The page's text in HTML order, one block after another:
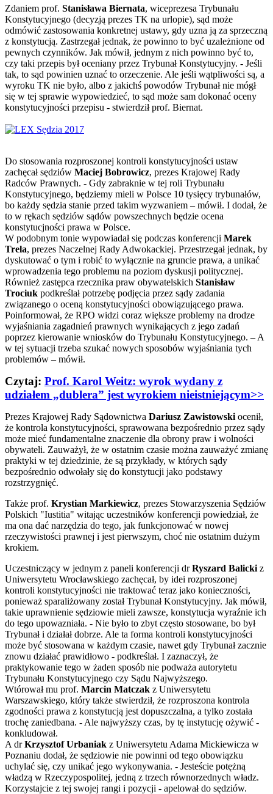
Zdaniem prof. Stanisława Biernata, wiceprezesa Trybunału
Konstytucyjnego (decyzją prezes TK na urlopie), sąd może
odmówić zastosowania konkretnej ustawy, gdy uzna ją za sprzeczną
z konstytucją. Zastrzegał jednak, że powinno to być uzależnione od
pewnych czynników. Jak mówił, jednym z nich powinno być to,
czy taki przepis był oceniany przez Trybunał Konstytucyjny. - Jeśli
tak, to sąd powinien uznać to orzeczenie. Ale jeśli wątpliwości są, a
wyroku TK nie było, albo z jakichś powodów Trybunał nie mógł
się w tej sprawie wypowiedzieć, to sąd może sam dokonać oceny
konstytucyjności przepisu - stwierdził prof. Biernat.
Do stosowania rozproszonej kontroli konstytucyjności ustaw
zachęcał sędziów Maciej Bobrowicz, prezes Krajowej Rady
Radców Prawnych. - Gdy zabraknie w tej roli Trybunału
Konstytucyjnego, będziemy mieli w Polsce 10 tysięcy trybunałów,
bo każdy sędzia stanie przed takim wyzwaniem – mówił. I dodał, że
to w rękach sędziów sądów powszechnych będzie ocena
konstytucjności prawa w Polsce.
W podobnym tonie wypowiadał się podczas konferencji Marek
Trela, prezes Naczelnej Rady Adwokackiej. Przestrzegał jednak, by
dyskutować o tym i robić to wyłącznie na gruncie prawa, a unikać
wprowadzenia tego problemu na poziom dyskusji politycznej.
Również zastępca rzecznika praw obywatelskich Stanisław
Trociuk podkreślał potrzebę podjęcia przez sądy zadania
związanego o oceną konstytucyjności obowiązującego prawa.
Poinformował, że RPO widzi coraz większe problemy na drodze
wyjaśniania zagadnień prawnych wynikających z jego zadań
poprzez kierowanie wniosków do Trybunału Konstytucyjnego. – A
w tej sytuacji trzeba szukać nowych sposobów wyjaśniania tych
problemów – mówił.
Czytaj: Prof. Karol Weitz: wyrok wydany z
udziałem „dublera” jest wyrokiem nieistniejącym>>
Prezes Krajowej Rady Sądownictwa Dariusz Zawistowski ocenił,
że kontrola konstytucyjności, sprawowana bezpośrednio przez sądy
może mieć fundamentalne znaczenie dla obrony praw i wolności
obywateli. Zauważył, że w ostatnim czasie można zauważyć zmianę
praktyki w tej dziedzinie, że są przykłady, w których sądy
bezpośrednio odwołały się do konstytucji jako podstawy
rozstrzygnięć.
Także prof. Krystian Markiewicz, prezes Stowarzyszenia Sędziów
Polskich "Iustitia" witając uczestników konferencji powiedział, że
ma ona dać narzędzia do tego, jak funkcjonować w nowej
rzeczywistości prawnej i jest pierwszym, choć nie ostatnim dużym
krokiem.
Uczestniczący w jednym z paneli konferencji drRyszard Balicki z
Uniwersytetu Wrocławskiego zachęcał, by idei rozproszonej
kontroli konstytucyjności nie traktować teraz jako konieczności,
ponieważ sparaliżowany został Trybunał Konstytucyjny. Jak mówił,
takie uprawnienie sędziowie mieli zawsze, konstytucja wyraźnie ich
do tego upowazniała. - Nie było to zbyt często stosowane, bo był
Trybunał i działał dobrze. Ale ta forma kontroli konstytucyjności
może być stosowana w każdym czasie, nawet gdy Trybunał zacznie
znowu działać prawidłowo - podkreślał. I zaznaczył, że
praktykowanie tego w żaden sposób nie podważa autorytetu
Trybunału Konstytucyjnego czy Sądu Najwyższego.
Wtórował mu prof. Marcin Matczak z Uniwersytetu
Warszawskiego, który także stwierdził, że rozproszona kontrola
zgodności prawa z konstytucją jest dopuszczalna, a tylko została
trochę zaniedbana. - Ale najwyższy czas, by tę instytucję ożywić -
konkludował.
A drKrzysztof Urbaniak z Uniwersytetu Adama Mickiewicza w
Poznaniu dodał, że sędziowie nie powinni od tego obowiązku
uchylać się, czy unikać jego wykonywania. - Jesteście potężną
władzą w Rzeczypospolitej, jedną z trzech równorzednych władz.
Korzystajcie z tej swojej rangi i pozycji - apelował do sędziów.